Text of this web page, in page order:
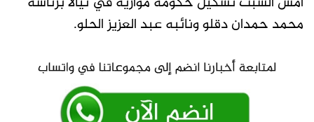
محمد حمدان دقلو ونائبه عبد العزيز الحلو.